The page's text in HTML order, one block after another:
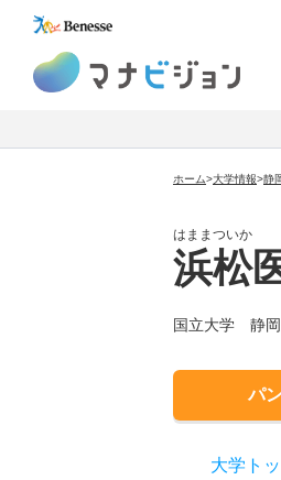
ホーム>大学情報>静
はままついか
浜松
国立大学 静
パ
大学ト